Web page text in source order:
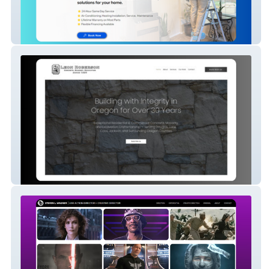
Home Services | Contractor | HVAC
Construction | Home Services | Builder |
Contractor